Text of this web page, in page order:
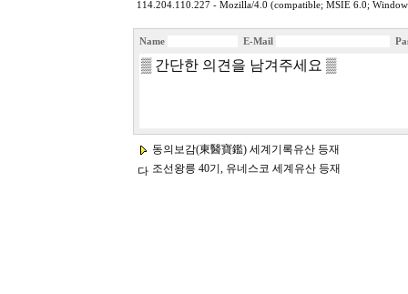
114.204.110.227 - Mozilla/4.0 (compatible; MSIE 6.0;
Name E-Mail
동의보감(東醫寶鑑) 세계기록유산 등재
조선왕릉 40기, 유네스코 세계유산 등재